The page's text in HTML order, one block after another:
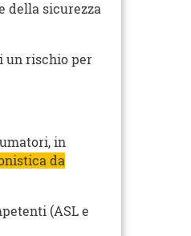
della sicurezza
un rischio per
in
da
(ASL e